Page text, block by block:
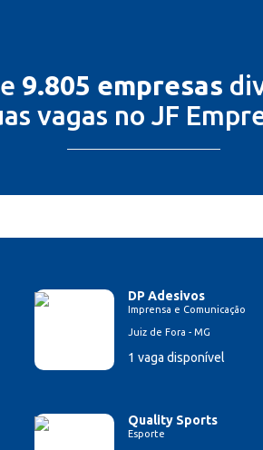
9.805 empresas
vagas no JF
DP Adesivos
Imprensa e Comunicação
Juiz de Fora - MG
1 vaga disponível
Quality Sports
Esporte